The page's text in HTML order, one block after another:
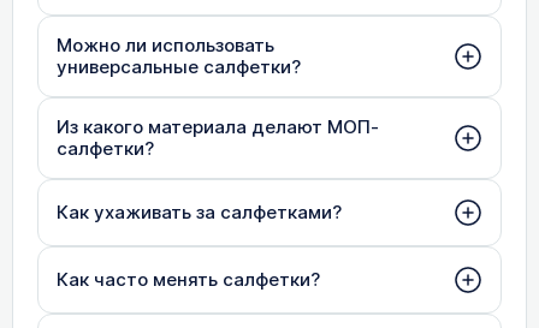
Можно ли использовать
универсальные салфетки?
Из какого материала делают МОП-
салфетки?
Как ухаживать за салфетками?
Как часто менять салфетки?